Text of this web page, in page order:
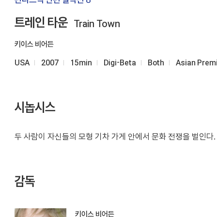
트레인 타운 Train Town
키이스 비어든
USA 2007 15min Digi-Beta Both Asian
시놉시스
두 사람이 자신들의 모형 기차 가게 안에서 문화 전쟁을 벌인다.
감독
키이스 비어든